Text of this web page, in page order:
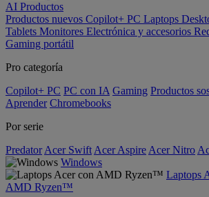
AI Productos
Productos nuevos Copilot+ PC Laptops
Tablets Monitores Electrónica y accesorios
Gaming portátil
Pro categoría
Copilot+ PC PC con IA Gaming Productos
Aprender Chromebooks
Por serie
Predator Acer Swift Acer Aspire Acer Nitro
Windows
Laptops
AMD Ryzen™